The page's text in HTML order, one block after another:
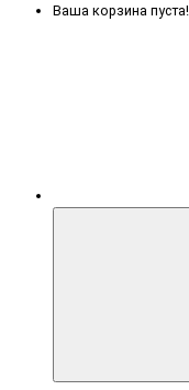
Ваша корзина пуста!